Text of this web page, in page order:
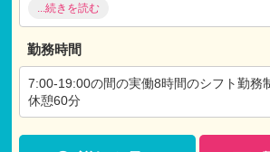
通勤手当（月額：20,000円まで）
※試用期間：有
試用期間3ヶ月間
仕事内容：本採用と変わらず
月給：本採用と変わらず
...続きを読む
勤務時間
7:00-19:00の間の実働8時間のシフト勤務
休憩60分